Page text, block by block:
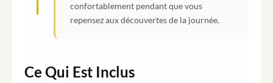
confortablement pendant que vous
repensez aux découvertes de la journée.
Ce Qui Est Inclus